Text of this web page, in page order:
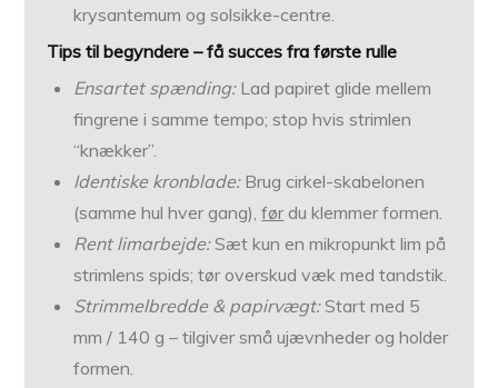
krysantemum og solsikke-centre.
Tips til begyndere – få succes fra første rulle
Ensartet spænding:Lad papiret glide mellem
fingrene i samme tempo; stop hvis strimlen
“knækker”.
Identiske kronblade:Brug cirkel-skabelonen
(samme hul hver gang),førdu klemmer formen.
Rent limarbejde:Sæt kun en mikropunkt lim på
strimlens spids; tør overskud væk med tandstik.
Strimmelbredde & papirvægt:Start med 5
mm / 140 g – tilgiver små ujævnheder og holder
formen.